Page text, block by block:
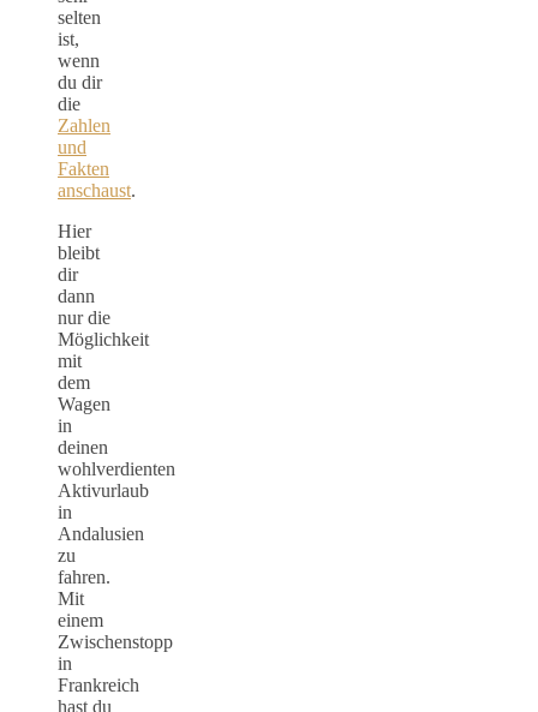
selten
ist,
wenn
du dir
die
Zahlen
und
Fakten
anschaust.
Hier
bleibt
dir
dann
nur die
Möglichkeit
mit
dem
Wagen
in
deinen
wohlverdienten
Aktivurlaub
in
Andalusien
zu
fahren.
Mit
einem
Zwischenstopp
in
Frankreich
hast du